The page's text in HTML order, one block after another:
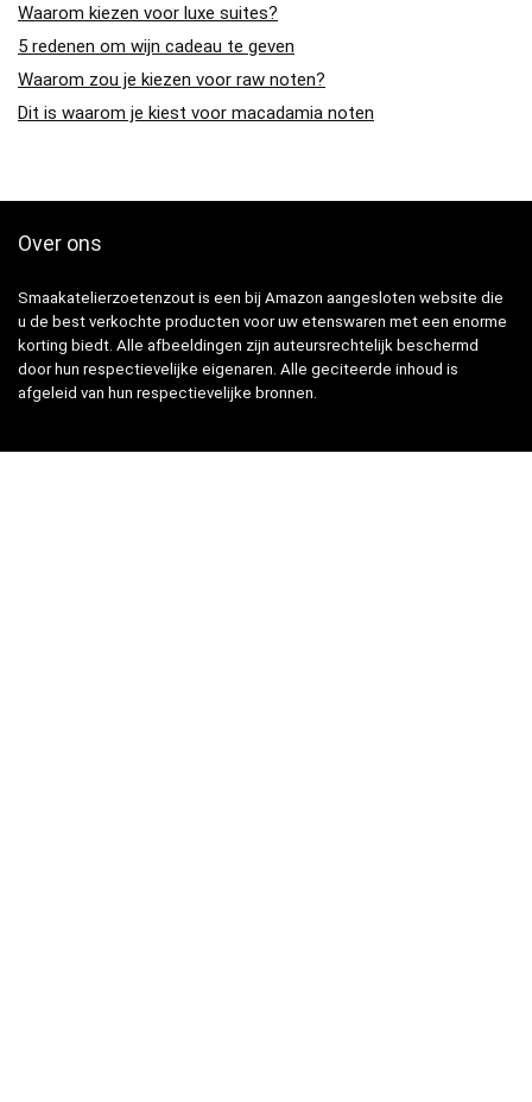
Waarom kiezen voor luxe suites?
5 redenen om wijn cadeau te geven
Waarom zou je kiezen voor raw noten?
Dit is waarom je kiest voor macadamia noten
Over ons
Smaakatelierzoetenzout is een bij Amazon aangesloten website die
u de best verkochte producten voor uw etenswaren met een enorme
korting biedt. Alle afbeeldingen zijn auteursrechtelijk beschermd
door hun respectievelijke eigenaren. Alle geciteerde inhoud is
afgeleid van hun respectievelijke bronnen.